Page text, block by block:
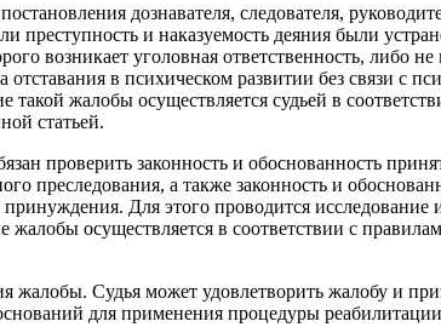
дознавателя, следователя,
преступность и наказуемость деяния были
возникает уголовная ответственность, либо
в психическом развитии без связи с
такой жалобы осуществляется судьей в
статьей.
проверить законность и обоснованность
преследования, а также законность и
Для этого проводится исследование
жалобы осуществляется в соответствии с
жалобы. Судья может удовлетворить жалобу и
для применения процедуры